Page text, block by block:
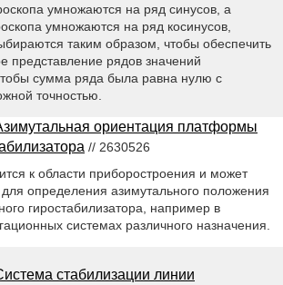
умножаются на ряд синусов, а
умножаются на ряд косинусов,
таким образом, чтобы обеспечить
представление рядов значений
сумма ряда была равна нулю с
точностью.
ориентация платформы
// 2630526
к области приборостроения и может
определения азимутального положения
гиростабилизатора, например в
системах различного назначения.
стабилизации линии